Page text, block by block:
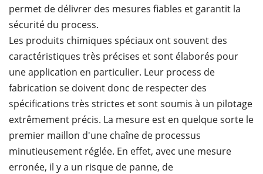
permet de délivrer des mesures fiables et garantit la
sécurité du process.
Les produits chimiques spéciaux ont souvent des
caractéristiques très précises et sont élaborés pour
une application en particulier. Leur process de
fabrication se doivent donc de respecter des
spécifications très strictes et sont soumis à un pilotage
extrêmement précis. La mesure est en quelque sorte le
premier maillon d'une chaîne de processus
minutieusement réglée. En effet, avec une mesure
erronée, il y a un risque de panne, de